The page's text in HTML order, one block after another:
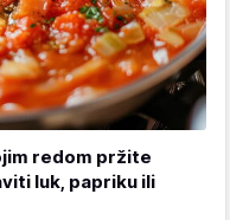
redom pržite
luk, papriku ili